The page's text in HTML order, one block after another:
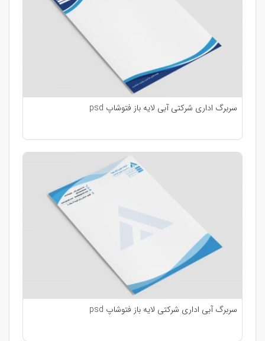
سربرگ اداری شرکتی آبی لایه باز فتوشاپ psd
سربرگ آبی اداری شرکتی لایه باز فتوشاپ psd